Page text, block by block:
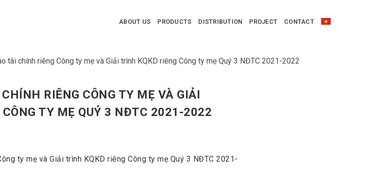
ABOUT US PRODUCTS DISTRIBUTION PROJECT CONTACT
tài chính riêng Công ty mẹ và Giải trình KQKD riêng Công ty mẹ Quý 3 NĐTC 2021-2022
RIÊNG CÔNG TY MẸ VÀ GIẢI
TY MẸ QUÝ 3 NĐTC 2021-2022
ty mẹ và Giải trình KQKD riêng Công ty mẹ Quý 3 NĐTC 2021-